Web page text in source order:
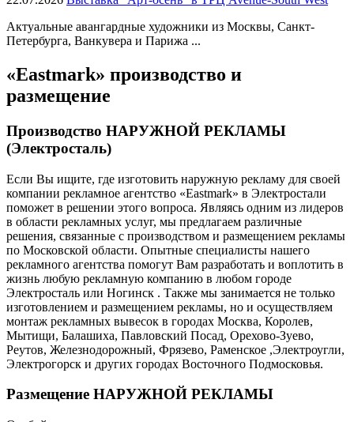
Актуальные авангардные художники из Москвы, Санкт-
Петербурга, Ванкувера и Парижа ...
«Eastmark» производство и
размещение
Производство НАРУЖНОЙ РЕКЛАМЫ
(Электросталь)
Если Вы ищите, где изготовить наружную рекламу для своей
компании рекламное агентство «Eastmark» в Электростали
поможет в решении этого вопроса. Являясь одним из лидеров
в области рекламных услуг, мы предлагаем различные
решения, связанные с производством и размещением рекламы
по Московской области. Опытные специалисты нашего
рекламного агентства помогут Вам разработать и воплотить в
жизнь любую рекламную компанию в любом городе
Электросталь или Ногинск . Также мы занимается не только
изготовлением и размещением рекламы, но и осуществляем
монтаж рекламных вывесок в городах Москва, Королев,
Мытищи, Балашиха, Павловский Посад, Орехово-Зуево,
Реутов, Железнодорожный, Фрязево, Раменское ,Электроугли,
Электрогорск и других городах Восточного Подмосковья.
Размещение НАРУЖНОЙ РЕКЛАМЫ